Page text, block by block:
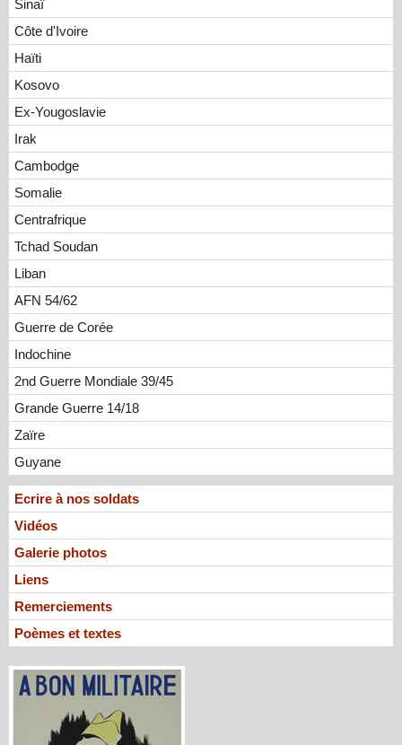
Sinaï
Côte d'Ivoire
Haïti
Kosovo
Ex-Yougoslavie
Irak
Cambodge
Somalie
Centrafrique
Tchad Soudan
Liban
AFN 54/62
Guerre de Corée
Indochine
2nd Guerre Mondiale 39/45
Grande Guerre 14/18
Zaïre
Guyane
Ecrire à nos soldats
Vidéos
Galerie photos
Liens
Remerciements
Poèmes et textes